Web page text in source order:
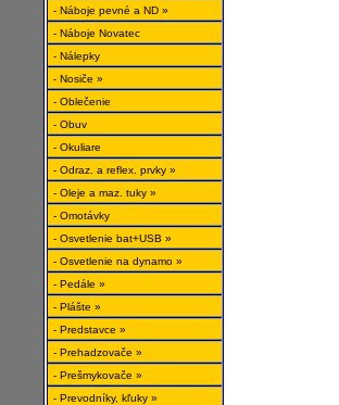
- Náboje pevné a ND »
- Náboje Novatec
- Nálepky
- Nosiče »
- Oblečenie
- Obuv
- Okuliare
- Odraz. a reflex. prvky »
- Oleje a maz. tuky »
- Omotávky
- Osvetlenie bat+USB »
- Osvetlenie na dynamo »
- Pedále »
- Plášte »
- Predstavce »
- Prehadzovače »
- Prešmykovače »
- Prevodníky, kľuky »